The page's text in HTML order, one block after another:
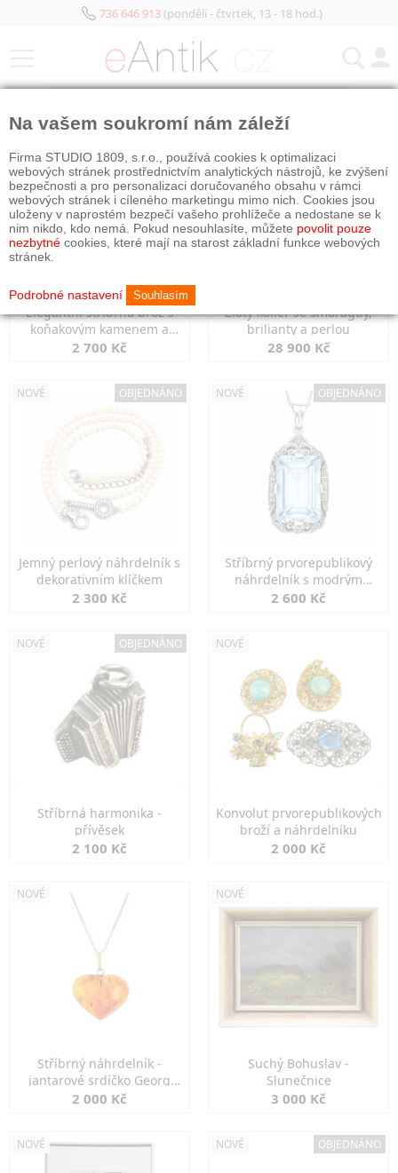
736 646 913(pondělí - čtvrtek, 13 - 18 hod.)
Elegantní stříbrná brož s
koňakovým kamenem a
markazity
2 700 Kč
Zlatý kolier se smaragdy,
brilianty a perlou
28 900 Kč
NOVÉ OBJEDNÁNO
Jemný perlový náhrdelník s
dekorativním klíčkem
2 300 Kč
NOVÉ OBJEDNÁNO
Stříbrný prvorepublikový
náhrdelník s modrým
spinelem
2 600 Kč
NOVÉ OBJEDNÁNO
Stříbrná harmonika -
přívěsek
2 100 Kč
NOVÉ
Konvolut prvorepublikových
broží a náhrdelníku
2 000 Kč
NOVÉ
Stříbrný náhrdelník -
jantarové srdíčko Georg
Kramer
2 000 Kč
NOVÉ
Suchý Bohuslav -
Slunečnice
3 000 Kč
NOVÉ NOVÉ OBJEDNÁNO
Na vašem soukromí nám záleží
Firma STUDIO 1809, s.r.o., používá cookies k optimalizaci
webových stránek prostřednictvím analytických nástrojů, ke zvýšení
bezpečnosti a pro personalizaci doručovaného obsahu v rámci
webových stránek i cíleného marketingu mimo nich. Cookies jsou
uloženy v naprostém bezpečí vašeho prohlížeče a nedostane se k
nim nikdo, kdo nemá. Pokud nesouhlasíte, můžete povolit pouze
nezbytné cookies, které mají na starost základní funkce webových
stránek.
Podrobné nastavení Souhlasím